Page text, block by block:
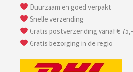
Duurzaam en goed verpakt
Snelle verzending
Gratis postverzending vanaf € 75,-
Gratis bezorging in de regio